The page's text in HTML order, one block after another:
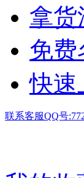
拿货
免费
快速
联系客服QQ号